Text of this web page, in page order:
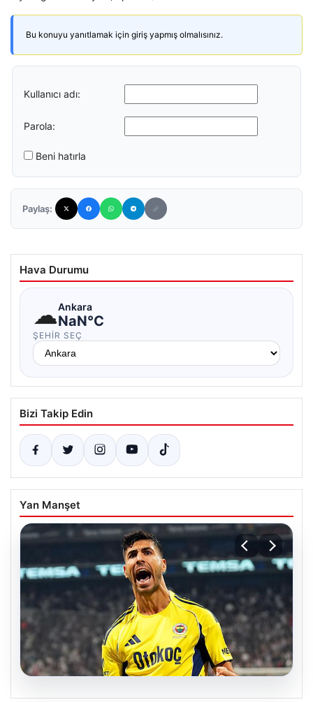
Bu konuyu yanıtlamak için giriş yapmış olmalısınız.
Kullanıcı adı:
Parola:
Beni hatırla
Paylaş:
Hava Durumu
☁Ankara
NaN°C
ŞEHIR SEÇ
Bizi Takip Edin
Yan Manşet
03.08.2026